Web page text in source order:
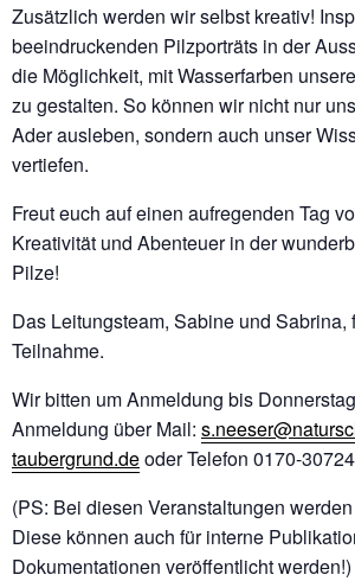
Zusätzlich werden wir selbst kreativ!
beeindruckenden Pilzporträts in der
die Möglichkeit, mit Wasserfarben
zu gestalten. So können wir nicht nur
Ader ausleben, sondern auch unser
vertiefen.
Freut euch auf einen aufregenden Tag
Kreativität und Abenteuer in der
Pilze!
Das Leitungsteam, Sabine und Sabrina,
Teilnahme.
Wir bitten um Anmeldung bis
Anmeldung über Mail:
taubergrund.deoder Telefon 0170-
(PS: Bei diesen Veranstaltungen
Diese können auch für interne
Dokumentationen veröffentlicht werden!)